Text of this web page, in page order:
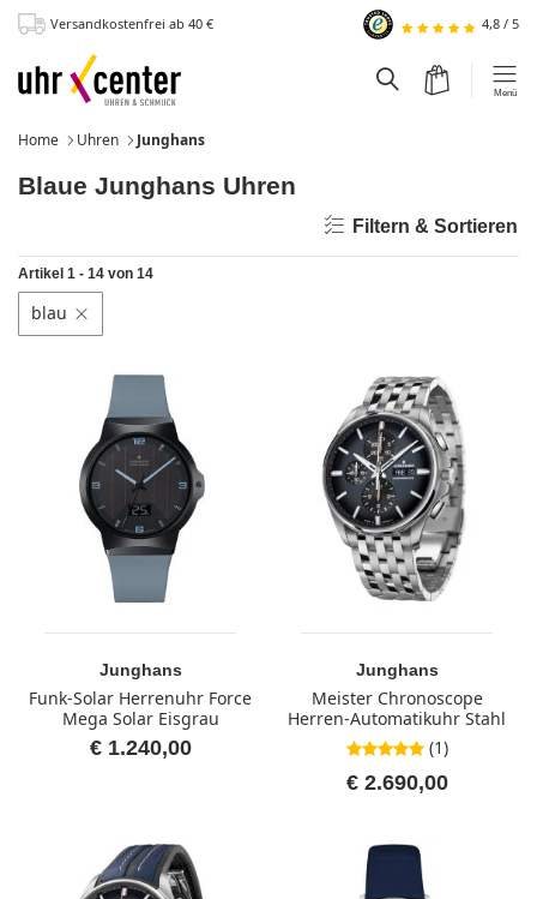
Hauptinhalt
Versandkostenfrei ab 40 € 4,8 / 5
Menü
Warenkorb
Suchfeld
Home Uhren Junghans
Blaue Junghans Uhren
Filtern & Sortieren
Artikel 1 - 14 von 14
blau
Filter löschen
Junghans
Funk-Solar Herrenuhr Force
Mega Solar Eisgrau
€ 1.240,00
Junghans
Meister Chronoscope
Herren-Automatikuhr Stahl
5,0 von 5 Sternen
(1)
€ 2.690,00